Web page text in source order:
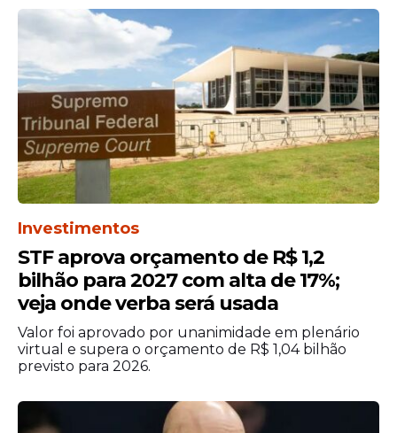
Agência Brasil
Investimentos
STF aprova orçamento de R$ 1,2
bilhão para 2027 com alta de 17%;
veja onde verba será usada
Valor foi aprovado por unanimidade em plenário
virtual e supera o orçamento de R$ 1,04 bilhão
previsto para 2026.